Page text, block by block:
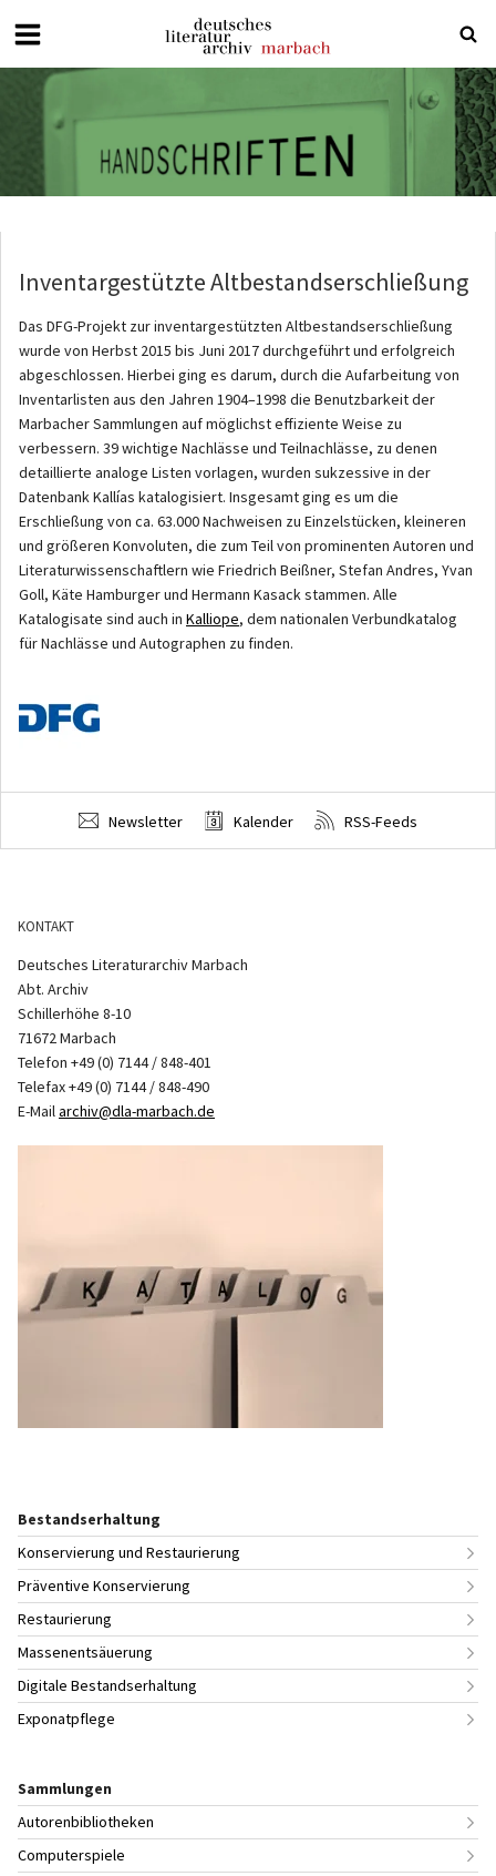
Deutsches
Marbach
Inventargestützte Altbestandserschließung
Das DFG-Projekt zur inventargestützten Altbestandserschließung
wurde von Herbst 2015 bis Juni 2017 durchgeführt und erfolgreich
abgeschlossen. Hierbei ging es darum, durch die Aufarbeitung von
Inventarlisten aus den Jahren 1904–1998 die Benutzbarkeit der
Marbacher Sammlungen auf möglichst effiziente Weise zu
verbessern. 39 wichtige Nachlässe und Teilnachlässe, zu denen
detaillierte analoge Listen vorlagen, wurden sukzessive in der
Datenbank Kallías katalogisiert. Insgesamt ging es um die
Erschließung von ca. 63.000 Nachweisen zu Einzelstücken, kleineren
und größeren Konvoluten, die zum Teil von prominenten Autoren und
Literaturwissenschaftlern wie Friedrich Beißner, Stefan Andres, Yvan
Goll, Käte Hamburger und Hermann Kasack stammen. Alle
Katalogisate sind auch in Kalliope, dem nationalen Verbundkatalog
für Nachlässe und Autographen zu finden.
Newsletter Kalender RSS-Feeds
KONTAKT
Deutsches Literaturarchiv Marbach
Abt. Archiv
Schillerhöhe 8-10
71672 Marbach
Telefon +49 (0) 7144 / 848-401
Telefax +49 (0) 7144 / 848-490
E-Mailarchiv@dla-marbach.de
Bestandserhaltung
Konservierung und Restaurierung
Präventive Konservierung
Restaurierung
Massenentsäuerung
Digitale Bestandserhaltung
Exponatpflege
Sammlungen
Autorenbibliotheken
Computerspiele